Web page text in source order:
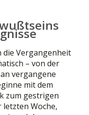
die Vergangenheit
– von der
vergangene
mit dem
zum gestrigen
Woche,